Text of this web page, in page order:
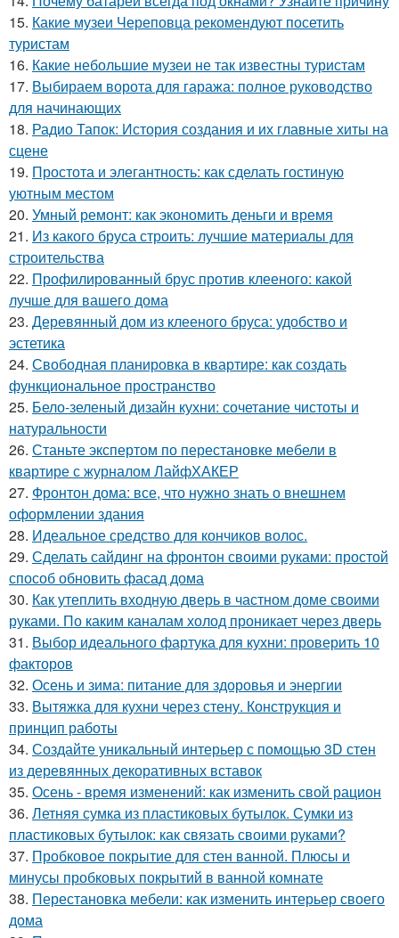
15. Какие музеи Череповца рекомендуют посетить
туристам
16. Какие небольшие музеи не так известны туристам
17. Выбираем ворота для гаража: полное руководство
для начинающих
18. Радио Тапок: История создания и их главные хиты на
сцене
19. Простота и элегантность: как сделать гостиную
уютным местом
20. Умный ремонт: как экономить деньги и время
21. Из какого бруса строить: лучшие материалы для
строительства
22. Профилированный брус против клееного: какой
лучше для вашего дома
23. Деревянный дом из клееного бруса: удобство и
эстетика
24. Свободная планировка в квартире: как создать
функциональное пространство
25. Бело-зеленый дизайн кухни: сочетание чистоты и
натуральности
26. Станьте экспертом по перестановке мебели в
квартире с журналом ЛайфХАКЕР
27. Фронтон дома: все, что нужно знать о внешнем
оформлении здания
28. Идеальное средство для кончиков волос.
29. Сделать сайдинг на фронтон своими руками: простой
способ обновить фасад дома
30. Как утеплить входную дверь в частном доме своими
руками. По каким каналам холод проникает через дверь
31. Выбор идеального фартука для кухни: проверить 10
факторов
32. Осень и зима: питание для здоровья и энергии
33. Вытяжка для кухни через стену. Конструкция и
принцип работы
34. Создайте уникальный интерьер с помощью 3D стен
из деревянных декоративных вставок
35. Осень - время изменений: как изменить свой рацион
36. Летняя сумка из пластиковых бутылок. Сумки из
пластиковых бутылок: как связать своими руками?
37. Пробковое покрытие для стен ванной. Плюсы и
минусы пробковых покрытий в ванной комнате
38. Перестановка мебели: как изменить интерьер своего
дома